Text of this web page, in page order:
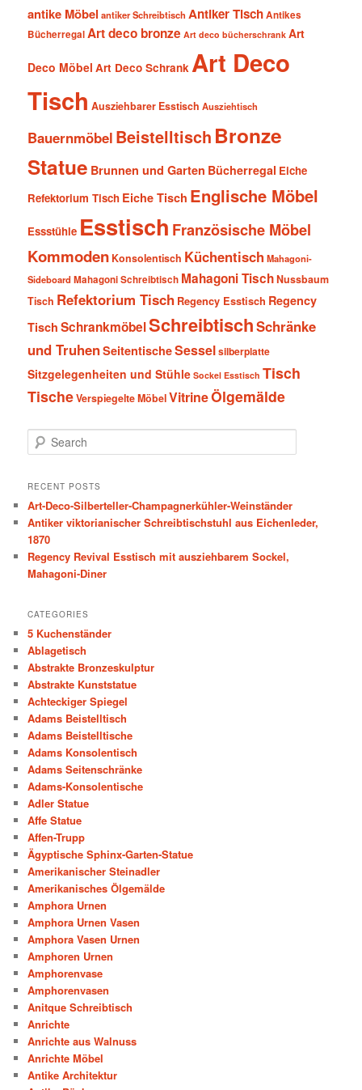
antike Möbel antiker Schreibtisch Antiker TischAntikes
BücherregalArt deco bronze Art deco bücherschrank Art
Deco Möbel Art Deco Schrank Art Deco
Tisch Ausziehbarer Esstisch Ausziehtisch
Bauernmöbel Beistelltisch Bronze
Statue Brunnen und Garten Bücherregal Eiche
Refektorium Tisch Eiche Tisch Englische Möbel
Essstühle Esstisch Französische Möbel
Kommoden Konsolentisch Küchentisch Mahagoni-
SideboardMahagoni Schreibtisch Mahagoni TischNussbaum
Tisch Refektorium Tisch Regency Esstisch Regency
Tisch SchrankmöbelSchreibtischSchränke
und TruhenSeitentischeSesselsilberplatte
Sitzgelegenheiten und Stühle Sockel Esstisch Tisch
TischeVerspiegelte MöbelVitrineÖlgemälde
e
r
h
RECENT POSTS
Art-Deco-Silberteller-Champagnerkühler-Weinständer
Antiker viktorianischer Schreibtischstuhl aus Eichenleder,
1870
Regency Revival Esstisch mit ausziehbarem Sockel,
Mahagoni-Diner
CATEGORIES
5 Kuchenständer
Ablagetisch
Abstrakte Bronzeskulptur
Abstrakte Kunststatue
Achteckiger Spiegel
Adams Beistelltisch
Adams Beistelltische
Adams Konsolentisch
Adams Seitenschränke
Adams-Konsolentische
Adler Statue
Affe Statue
Affen-Trupp
Ägyptische Sphinx-Garten-Statue
Amerikanischer Steinadler
Amerikanisches Ölgemälde
Amphora Urnen
Amphora Urnen Vasen
Amphora Vasen Urnen
Amphoren Urnen
Amphorenvase
Amphorenvasen
Anitque Schreibtisch
Anrichte
Anrichte aus Walnuss
Anrichte Möbel
Antike Architektur